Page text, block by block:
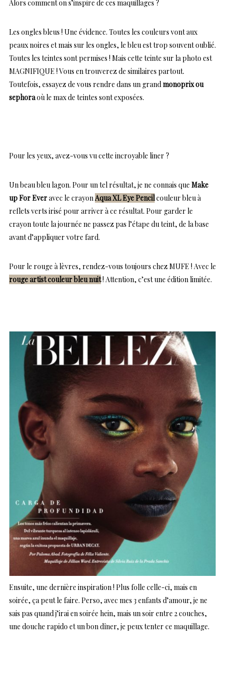
Alors comment on s’inspire de ces maquillages ?
Les ongles bleus ! Une évidence. Toutes les couleurs vont aux
peaux noires et mais sur les ongles, le bleu est trop souvent oublié.
Toutes les teintes sont permises ! Mais cette teinte sur la photo est
MAGNIFIQUE ! Vous en trouverez de similaires partout.
Toutefois, essayez de vous rendre dans un grand monoprix ou
sephoraoù le max de teintes sont exposées.
Pour les yeux, avez-vous vu cette incroyable liner ?
Un beau bleu lagon. Pour un tel résultat, je ne connais que Make
up For Everavec le crayon Aqua XL Eye Pencilcouleur bleu à
reflets verts irisé pour arriver à ce résultat. Pour garder le
crayon toute la journée ne passez pas l’étape du teint, de la base
avant d’appliquer votre fard.
Pour le rouge à lèvres, rendez-vous toujours chez MUFE ! Avec le
rouge artist couleur bleu nuit! Attention, c’est une édition limitée.
Ensuite, une dernière inspiration ! Plus folle celle-ci, mais en
soirée, ça peut le faire. Perso, avec mes 3 enfants d’amour, je ne
sais pas quand j’irai en soirée hein, mais un soir entre 2 couches,
une douche rapido et un bon dîner, je peux tenter ce maquillage.